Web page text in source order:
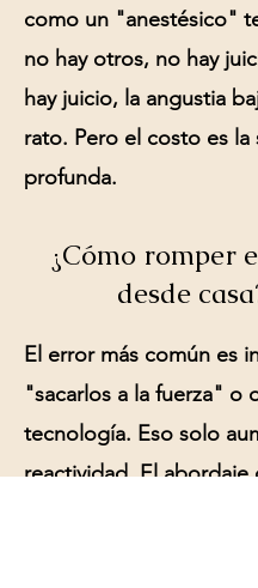
como un "anestésico"
no hay otros, no hay
hay juicio, la angustia
rato. Pero el costo es la
profunda.
¿Cómo romper
desde
El error más común es
"sacarlos a la fuerza" o
tecnología. Eso solo
reactividad. El abordaje